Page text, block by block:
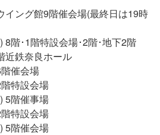
イング館9階催会場(最終日は19時
8階･1階特設会場･2階･地下2階
近鉄奈良ホール
催会場
特設会場
5階催事場
特設会場
5階催会場